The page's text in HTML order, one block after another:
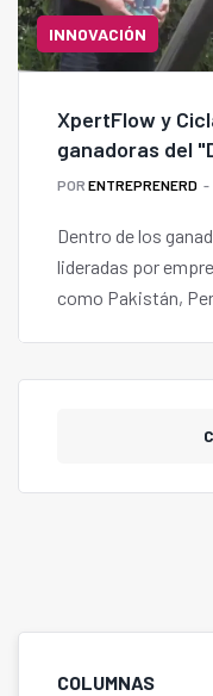
INNOVACIÓN
XpertFlow y
ganadoras del
POR ENTREPRENERD
Dentro de los
lideradas por
como Pakistán,
COLUMNAS